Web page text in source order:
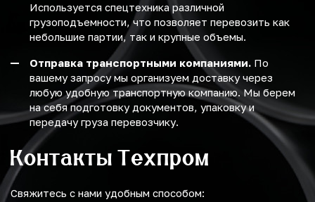
Используется спецтехника различной
грузоподъемности, что позволяет перевозить как
небольшие партии, так и крупные объемы.
Отправка транспортными компаниями. По
вашему запросу мы организуем доставку через
любую удобную транспортную компанию. Мы берем
на себя подготовку документов, упаковку и
передачу груза перевозчику.
Контакты Техпром
Свяжитесь с нами удобным способом: